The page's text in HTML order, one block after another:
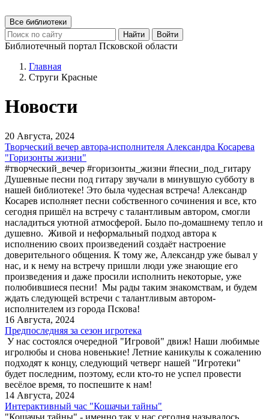
Все библиотеки
Найти
Войти
Библиотечный портал Псковской области
Главная
Струги Красные
Новости
20 Августа, 2024
Творческий вечер автора-исполнителя Александра Косарева
"Горизонты жизни"
#творческий_вечер #горизонты_жизни #песни_под_гитару
Душевные песни под гитару звучали в минувшую субботу в
нашей библиотеке! Это была чудесная встреча! Александр
Косарев исполняет песни собственного сочинения и все, кто
сегодня пришёл на встречу с талантливым автором, смогли
насладиться уютной атмосферой. Было по-домашнему тепло и
душевно. Живой и неформальный подход автора к
исполнению своих произведений создаёт настроение
доверительного общения. К тому же, Александр уже бывал у
нас, и к нему на встречу пришли люди уже знающие его
произведения и даже просили исполнить некоторые, уже
полюбившиеся песни! Мы рады таким знакомствам, и будем
ждать следующей встречи с талантливым автором-
исполнителем из города Пскова!
16 Августа, 2024
Предпоследняя за сезон игротека
У нас состоялся очередной "Игровой" движ! Наши любимые
игролюбы и снова новенькие! Летние каникулы к сожалению
подходят к концу, следующий четверг нашей "Игротеки"
будет последним, поэтому, если кто-то не успел провести
весёлое время, то поспешите к нам!
14 Августа, 2024
Интерактивный час "Кошачьи тайны"
"Кошачьи тайны" - именно так у нас сегодня называлось